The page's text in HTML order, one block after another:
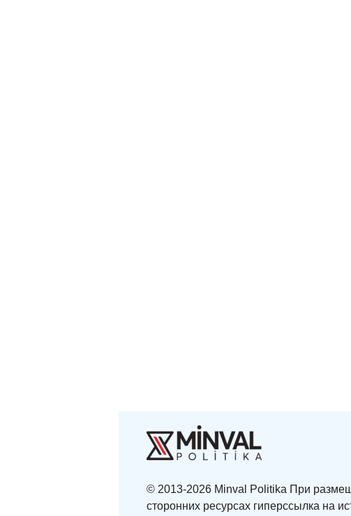
© 2013-2026 Minval Politika При
сторонних ресурсах гиперссылка на